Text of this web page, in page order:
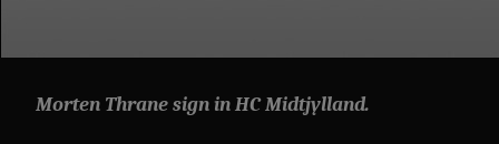
Morten Thrane sign in HC Midtjylland.